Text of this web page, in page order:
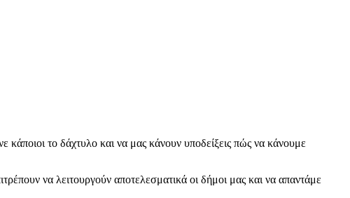
το δάχτυλο και να μας κάνουν υποδείξεις πώς να κάνουμε
να λειτουργούν αποτελεσματικά οι δήμοι μας και να απαντάμε